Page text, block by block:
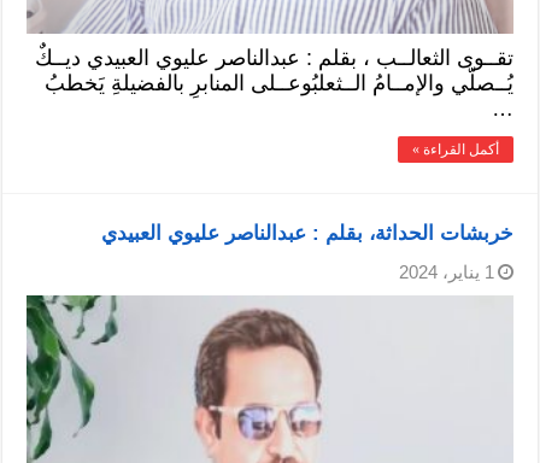
تقــوى الثعالــب ، بقلم : عبدالناصر عليوي العبيدي ديــكٌ
يُــصلّي والإمــامُ الــثعلبُوعــلى المنابرِ بالفضيلةِ يَخطبُ
…
أكمل القراءة »
خربشات الحداثة، بقلم : عبدالناصر عليوي العبيدي
1 يناير، 2024